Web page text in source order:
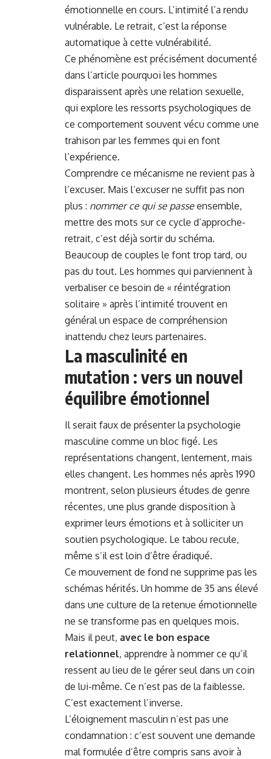
émotionnelle en cours. L’intimité l’a rendu
vulnérable. Le retrait, c’est la réponse
automatique à cette vulnérabilité.
Ce phénomène est précisément documenté
dans l’article pourquoi les hommes
disparaissent après une relation sexuelle,
qui explore les ressorts psychologiques de
ce comportement souvent vécu comme une
trahison par les femmes qui en font
l’expérience.
Comprendre ce mécanisme ne revient pas à
l’excuser. Mais l’excuser ne suffit pas non
plus : nommer ce qui se passeensemble,
mettre des mots sur ce cycle d’approche-
retrait, c’est déjà sortir du schéma.
Beaucoup de couples le font trop tard, ou
pas du tout. Les hommes qui parviennent à
verbaliser ce besoin de « réintégration
solitaire » après l’intimité trouvent en
général un espace de compréhension
inattendu chez leurs partenaires.
La masculinité en
mutation : vers un nouvel
équilibre émotionnel
Il serait faux de présenter la psychologie
masculine comme un bloc figé. Les
représentations changent, lentement, mais
elles changent. Les hommes nés après 1990
montrent, selon plusieurs études de genre
récentes, une plus grande disposition à
exprimer leurs émotions et à solliciter un
soutien psychologique. Le tabou recule,
même s’il est loin d’être éradiqué.
Ce mouvement de fond ne supprime pas les
schémas hérités. Un homme de 35 ans élevé
dans une culture de la retenue émotionnelle
ne se transforme pas en quelques mois.
Mais il peut, avec le bon espace
relationnel, apprendre à nommer ce qu’il
ressent au lieu de le gérer seul dans un coin
de lui-même. Ce n’est pas de la faiblesse.
C’est exactement l’inverse.
L’éloignement masculin n’est pas une
condamnation : c’est souvent une demande
mal formulée d’être compris sans avoir à